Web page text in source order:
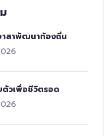
าสาพัฒนาท้องถิ่น
วเพื่อชีวิตรอด